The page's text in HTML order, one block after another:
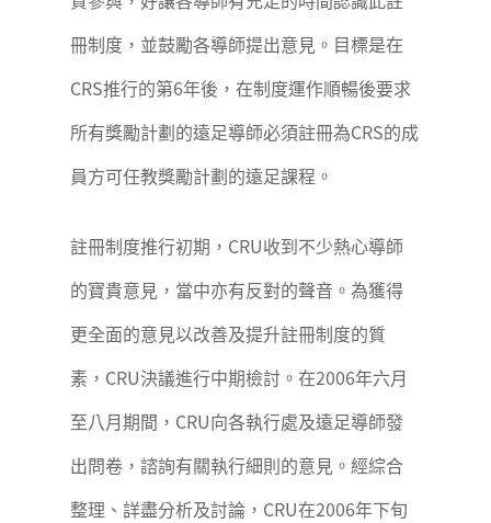
冊制度，並鼓勵各導師提出意見。目標是在
CRS推行的第6年後，在制度運作順暢後要求
所有獎勵計劃的遠足導師必須註冊為CRS的成
員方可任教獎勵計劃的遠足課程。
註冊制度推行初期，CRU收到不少熱心導師
的寶貴意見，當中亦有反對的聲音。為獲得
更全面的意見以改善及提升註冊制度的質
素，CRU決議進行中期檢討。在2006年六月
至八月期間，CRU向各執行處及遠足導師發
出問卷，諮詢有關執行細則的意見。經綜合
整理、詳盡分析及討論，CRU在2006年下旬